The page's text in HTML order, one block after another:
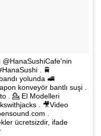
. 🚆
yolunda 🚅
konveyör bantlı suşi .
. 💁 El Modelleri
. 🎥Video
.
ücretsizdir, ifade